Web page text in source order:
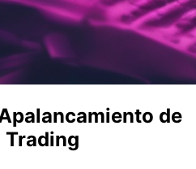
de
Trading